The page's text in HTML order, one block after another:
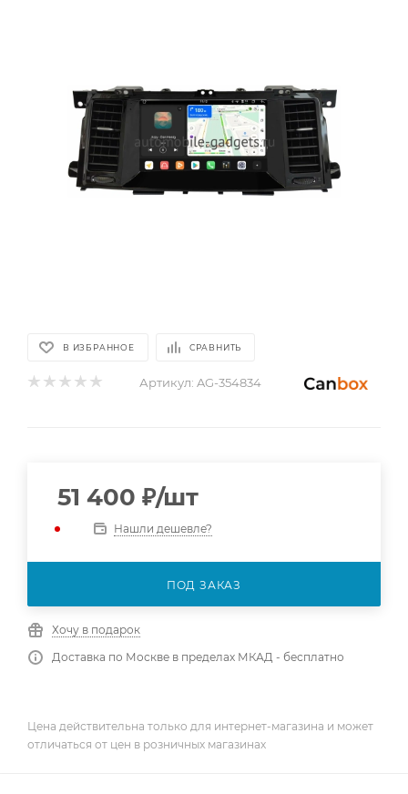
В ИЗБРАННОЕ СРАВНИТЬ
Артикул: AG-354834
51 400 ₽/шт
Нашли дешевле?
ПОД ЗАКАЗ
Хочу в подарок
Доставка по Москве в пределах МКАД - бесплатно
Цена действительна только для интернет-магазина и может
отличаться от цен в розничных магазинах